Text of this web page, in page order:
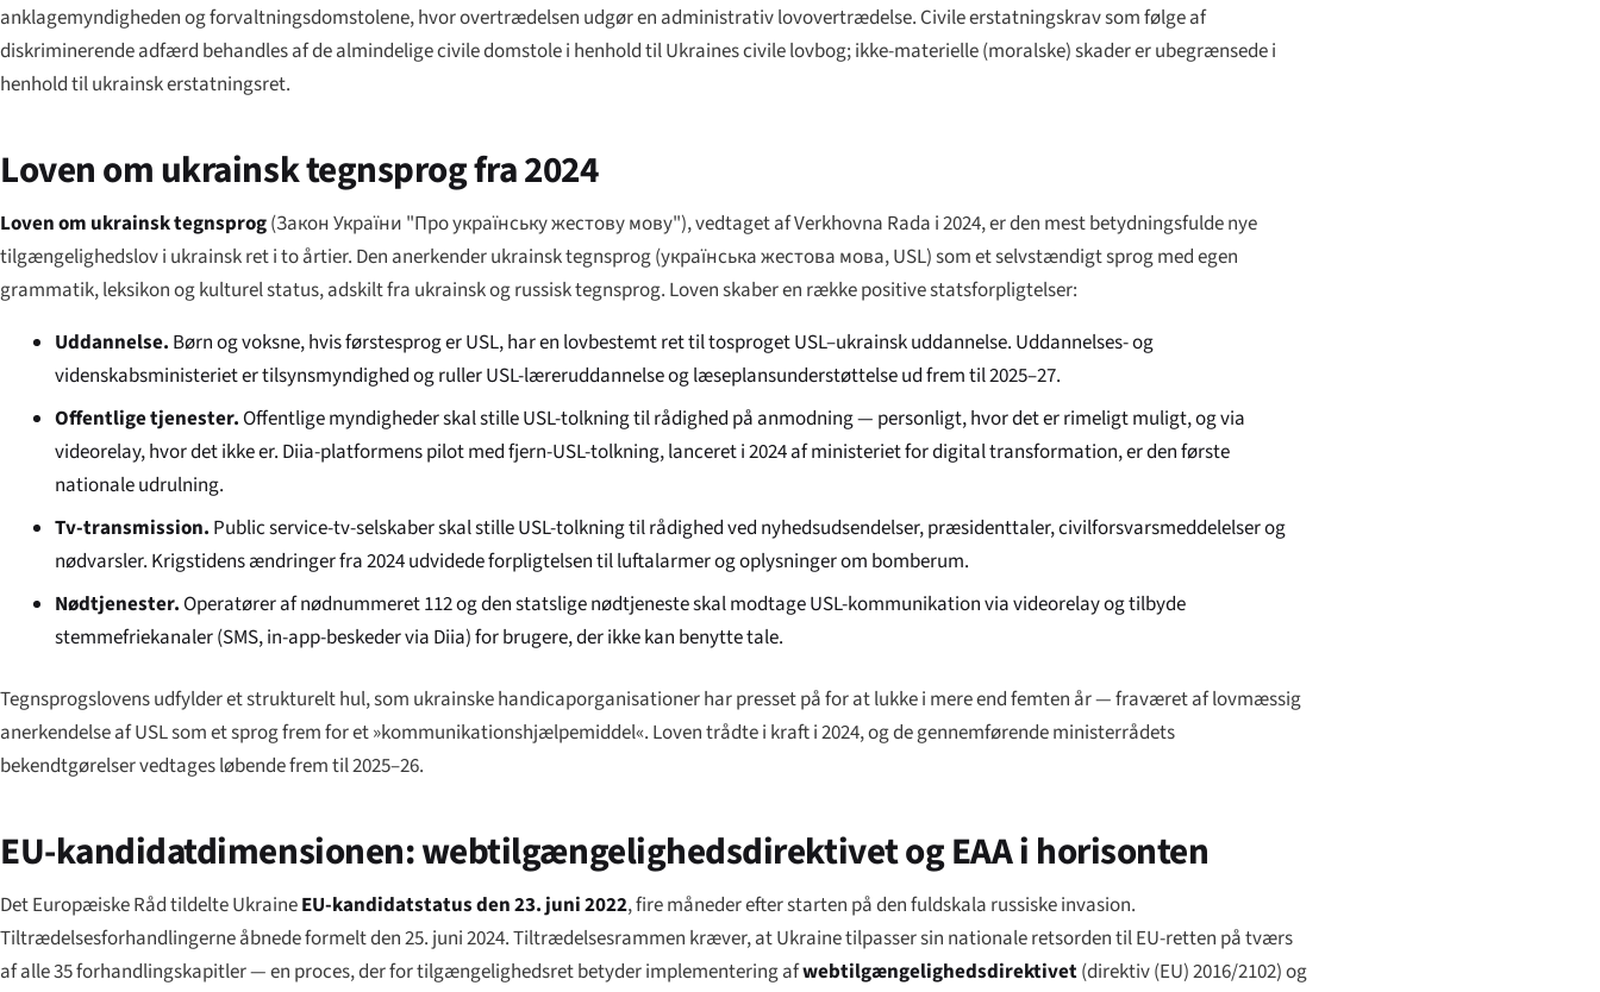
anklagemyndigheden og forvaltningsdomstolene, hvor overtrædelsen udgør en administrativ lovovertrædelse. Civile erstatningskrav som følge af
diskriminerende adfærd behandles af de almindelige civile domstole i henhold til Ukraines civile lovbog; ikke-materielle (moralske) skader er ubegrænsede i
henhold til ukrainsk erstatningsret.
Loven om ukrainsk tegnsprog fra 2024
Loven om ukrainsk tegnsprog(Закон України "Про українську жестову мову"), vedtaget af Verkhovna Rada i 2024, er den mest betydningsfulde nye
tilgængelighedslov i ukrainsk ret i to årtier. Den anerkender ukrainsk tegnsprog (українська жестова мова, USL) som et selvstændigt sprog med egen
grammatik, leksikon og kulturel status, adskilt fra ukrainsk og russisk tegnsprog. Loven skaber en række positive statsforpligtelser:
Uddannelse. Børn og voksne, hvis førstesprog er USL, har en lovbestemt ret til tosproget USL–ukrainsk uddannelse. Uddannelses- og
videnskabsministeriet er tilsynsmyndighed og ruller USL-læreruddannelse og læseplansunderstøttelse ud frem til 2025–27.
Offentlige tjenester.Offentlige myndigheder skal stille USL-tolkning til rådighed på anmodning — personligt, hvor det er rimeligt muligt, og via
videorelay, hvor det ikke er. Diia-platformens pilot med fjern-USL-tolkning, lanceret i 2024 af ministeriet for digital transformation, er den første
nationale udrulning.
Tv-transmission. Public service-tv-selskaber skal stille USL-tolkning til rådighed ved nyhedsudsendelser, præsidenttaler, civilforsvarsmeddelelser og
nødvarsler. Krigstidens ændringer fra 2024 udvidede forpligtelsen til luftalarmer og oplysninger om bomberum.
Nødtjenester.Operatører af nødnummeret 112 og den statslige nødtjeneste skal modtage USL-kommunikation via videorelay og tilbyde
stemmefriekanaler (SMS, in-app-beskeder via Diia) for brugere, der ikke kan benytte tale.
Tegnsprogslovens udfylder et strukturelt hul, som ukrainske handicaporganisationer har presset på for at lukke i mere end femten år — fraværet af lovmæssig
anerkendelse af USL som et sprog frem for et »kommunikationshjælpemiddel«. Loven trådte i kraft i 2024, og de gennemførende ministerrådets
bekendtgørelser vedtages løbende frem til 2025–26.
EU-kandidatdimensionen: webtilgængelighedsdirektivet og EAA i horisonten
Det Europæiske Råd tildelte UkraineEU-kandidatstatus den 23. juni 2022, fire måneder efter starten på den fuldskala russiske invasion.
Tiltrædelsesforhandlingerne åbnede formelt den 25. juni 2024. Tiltrædelsesrammen kræver, at Ukraine tilpasser sin nationale retsorden til EU-retten på tværs
af alle 35 forhandlingskapitler — en proces, der for tilgængelighedsret betyder implementering afwebtilgængelighedsdirektivet(direktiv (EU) 2016/2102) og